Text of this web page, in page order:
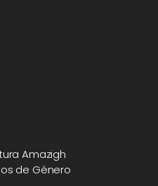
Amazigh
de Género